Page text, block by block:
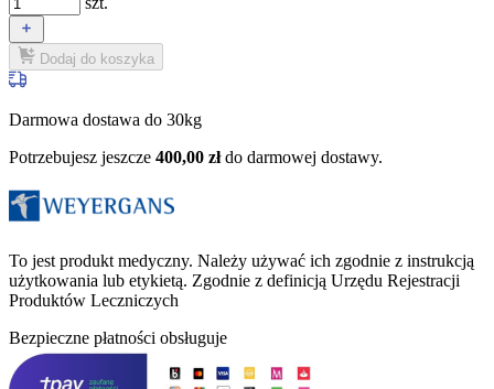
Dodaj do koszyka
Darmowa dostawa do 30kg
Potrzebujesz jeszcze 400,00 złdo darmowej dostawy.
To jest produkt medyczny. Należy używać ich zgodnie z instrukcją
użytkowania lub etykietą. Zgodnie z definicją Urzędu Rejestracji
Produktów Leczniczych
Bezpieczne płatności obsługuje